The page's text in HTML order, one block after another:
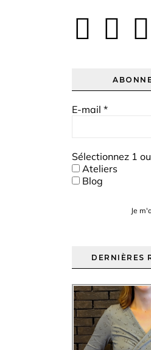
E-mail *
Sélectionnez 1
Ateliers
Blog
DERNIÈRES